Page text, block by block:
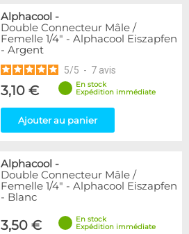
Alphacool -
Double Connecteur Mâle /
Femelle 1/4" - Alphacool Eiszapfen
- Argent
5/5 - 7 avis
3,10 €
En stock
Expédition immédiate
Ajouter au panier
Alphacool -
Double Connecteur Mâle /
Femelle 1/4" - Alphacool Eiszapfen
- Blanc
3,50 €
En stock
Expédition immédiate